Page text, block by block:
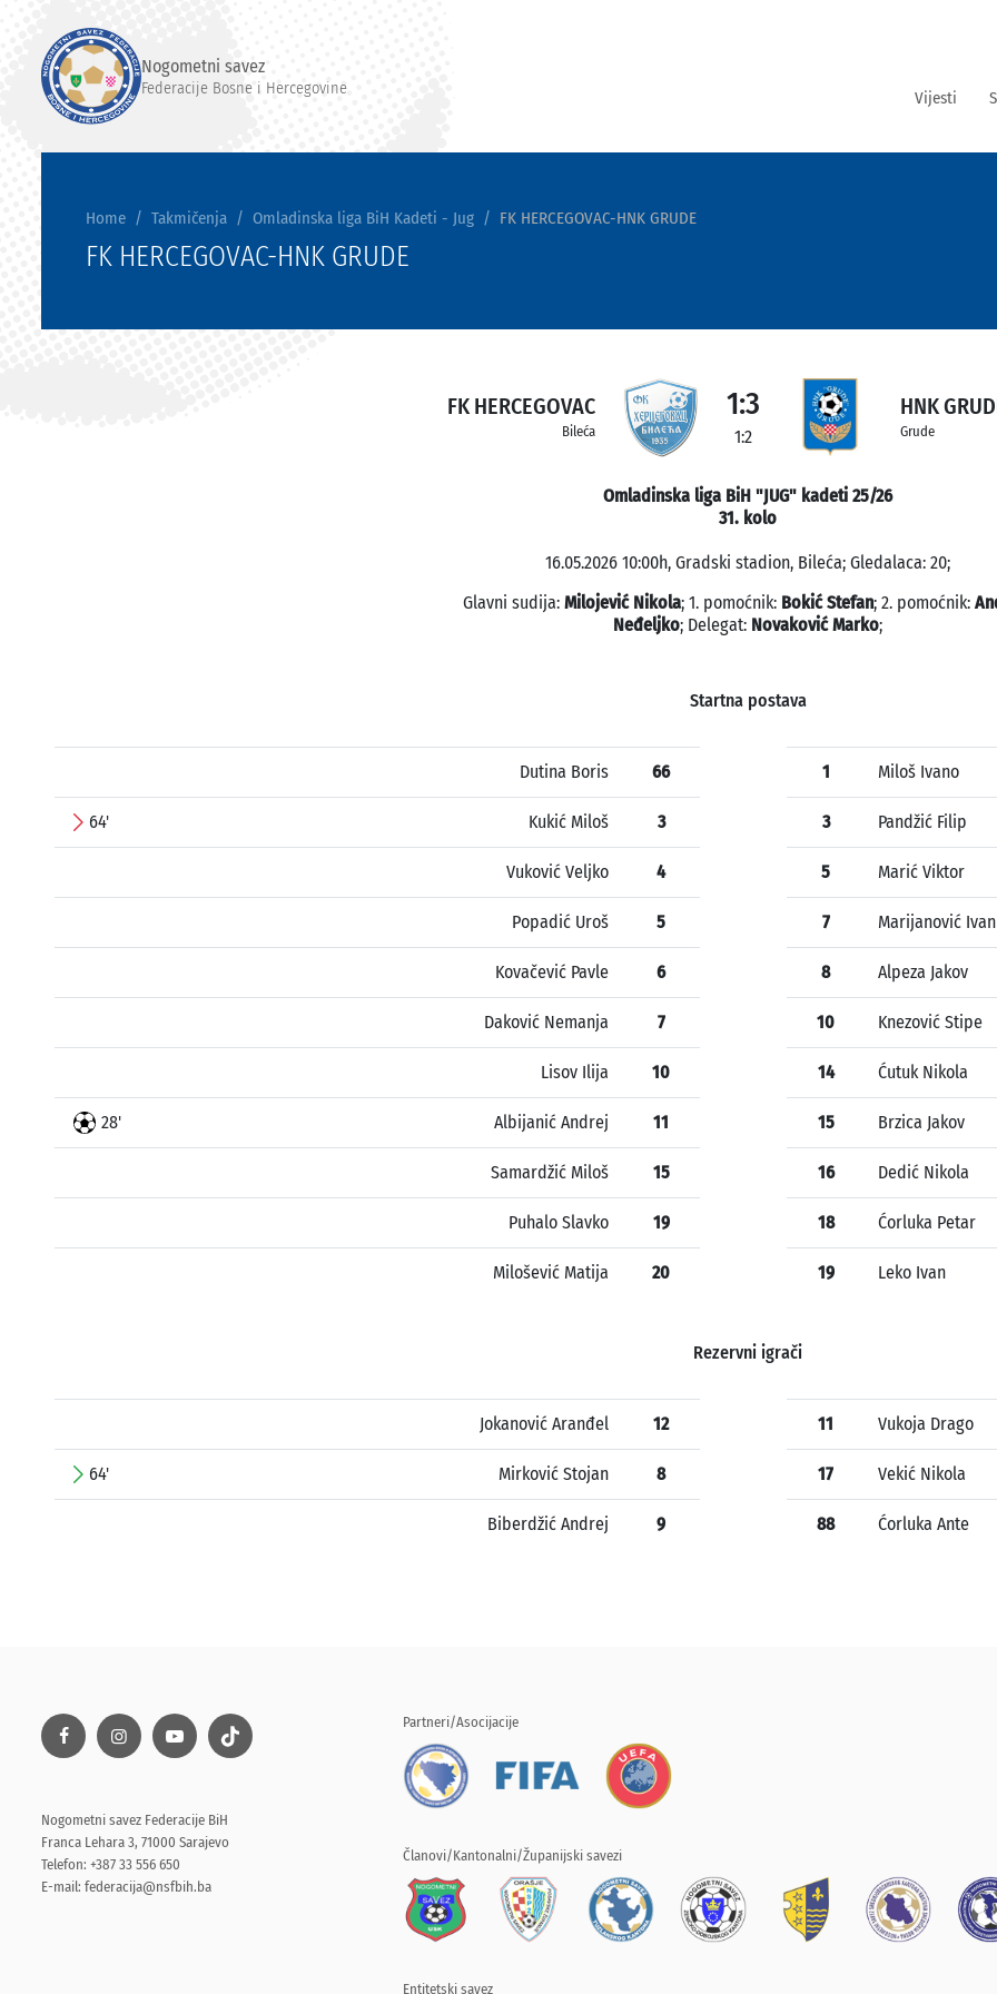
Nogometni savez
Federacije Bosne i Hercegovine Vijesti
Home Takmičenja Omladinska liga BiH Kadeti - Jug FK HERCEGOVAC-HNK GRUDE
FK HERCEGOVAC-HNK GRUDE
FK HERCEGOVAC
Bileća
1:3
1:2
HNK
Grude
Omladinska liga BiH "JUG" kadeti 25/26
31. kolo
16.05.2026 10:00h, Gradski stadion, Bileća; Gledalaca: 20;
Glavni sudija: Milojević Nikola; 1. pomoćnik: Bokić Stefan; 2. pomoćnik:
Neđeljko; Delegat: Novaković Marko;
Startna postava
Dutina Boris 66
64' Kukić Miloš 3
Vuković Veljko 4
Popadić Uroš 5
Kovačević Pavle 6
Daković Nemanja 7
Lisov Ilija 10
28' Albijanić Andrej 11
Samardžić Miloš 15
Puhalo Slavko 19
Milošević Matija 20
1 Miloš Ivano
3 Pandžić Filip
5 Marić Viktor
7 Marijanović Ivan
8 Alpeza Jakov
10 Knezović Stipe
14 Ćutuk Nikola
15 Brzica Jakov
16 Dedić Nikola
18 Ćorluka Petar
19 Leko Ivan
Rezervni igrači
Jokanović Aranđel 12
64' Mirković Stojan 8
Biberdžić Andrej 9
11 Vukoja Drago
17 Vekić Nikola
88 Ćorluka Ante
Nogometni savez Federacije BiH
Franca Lehara 3, 71000 Sarajevo
Telefon: +387 33 556 650
E-mail: federacija@nsfbih.ba
Partneri/Asocijacije
Članovi/Kantonalni/Županijski savezi
Entitetski savez